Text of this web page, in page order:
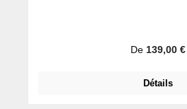
Prix régulier :
De 139,00 €
Détails